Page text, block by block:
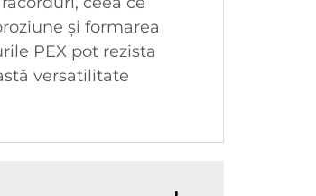
și formarea
PEX pot rezista
versatilitate